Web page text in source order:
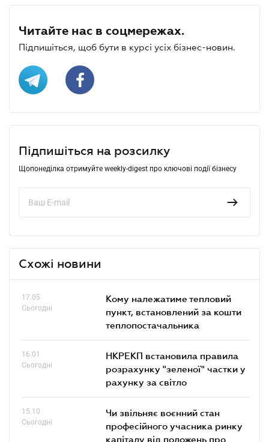
Читайте нас в соцмережах.
Підпишіться, щоб бути в курсі усіх бізнес-новин.
Підпишіться на розсилку
Щопонеділка отримуйте weekly-digest про ключові події бізнесу
Схожі новини
17.05
Сьогодні
Кому належатиме тепловий
пункт, встановлений за кошти
теплопостачальника
16.01
Сьогодні
НКРЕКП встановила правила
розрахунку "зеленої" частки у
рахунку за світло
15.10
Сьогодні
Чи звільняє воєнний стан
професійного учасника ринку
капіталу від положень про